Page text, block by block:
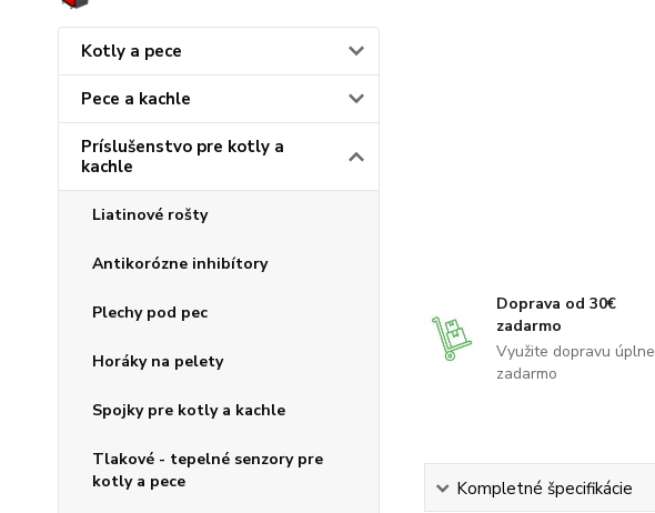
Kotly a pece
Pece a kachle
Príslušenstvo pre kotly a
kachle
Liatinové rošty
Antikorózne inhibítory
Plechy pod pec
Horáky na pelety
Spojky pre kotly a kachle
Tlakové - tepelné senzory pre
kotly a pece
Doprava od 30€
zadarmo
Využite dopravu úplne
zadarmo
Kompletné špecifikácie